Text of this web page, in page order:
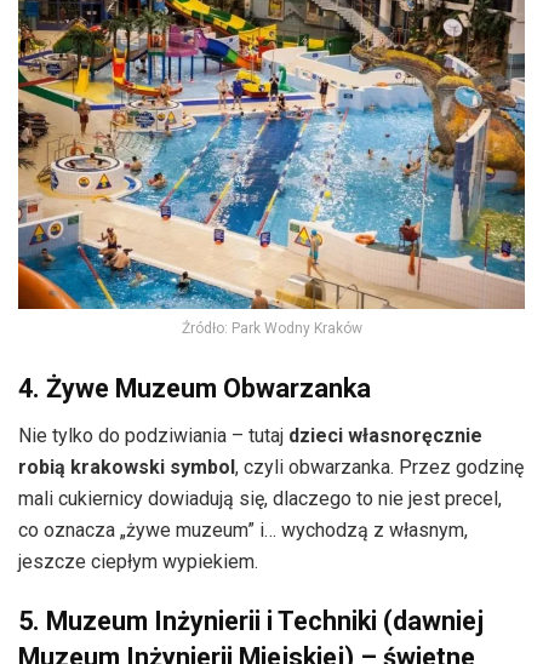
Źródło: Park Wodny Kraków
4. Żywe Muzeum Obwarzanka
Nie tylko do podziwiania – tutaj dzieci własnoręcznie
robią krakowski symbol, czyli obwarzanka. Przez godzinę
mali cukiernicy dowiadują się, dlaczego to nie jest precel,
co oznacza „żywe muzeum” i… wychodzą z własnym,
jeszcze ciepłym wypiekiem.
5. Muzeum Inżynierii i Techniki (dawniej
Muzeum Inżynierii Miejskiej) – świetne